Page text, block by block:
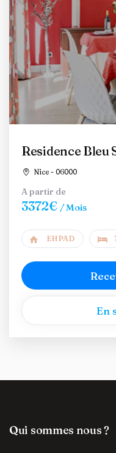
Residence Bleu
Nice - 06000
A partir de
3372€ / Mois
EHPAD
En
Qui sommes nous ?